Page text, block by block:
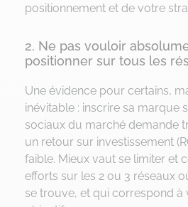
positionnement et de votre
2. Ne pas vouloir
positionner sur tous les
Une évidence pour certains,
inévitable : inscrire sa marque
sociaux du marché demande
un retour sur investissement
faible. Mieux vaut se limiter et
efforts sur les 2 ou 3 réseaux
se trouve, et qui correspond à